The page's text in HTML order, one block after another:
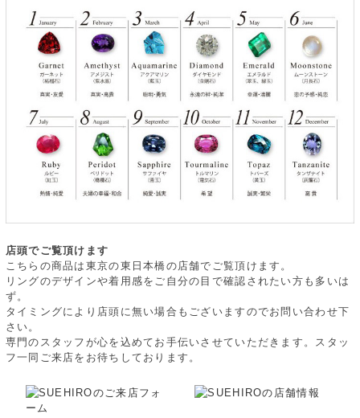
店頭でご覧頂けます
こちらの商品は東京の東日本橋の店舗でご覧頂けます。
リングのデザインや着用感をご自分の目で確認されたい方も多いは
ず。
タイミングにより店頭に無い場合もございますのでお問い合わせ下
さい。
専門のスタッフが心を込めてお手伝いさせていただきます。スタッ
フ一同ご来店をお待ちしております。